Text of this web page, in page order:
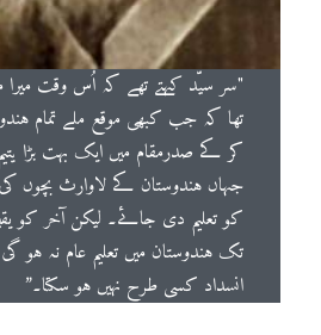
"سر سیّد کہتے تھے کہ اُس وقت میرا
تھا کہ جب کبھی موقع ملے تمام
کر کے صدرمقام میں ایک بہت بڑا
جہاں ہندوستان کے لاوارث بچوں
کو تعلیم دی جائے۔ لیکن آخر کو
تک ہندوستان میں تعلیم عام نہ ہو
انسداد کسی طرح نہیں ہو سکتا۔”